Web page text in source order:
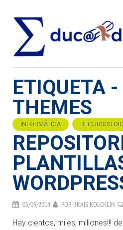
ETIQUETA
THEMES
INFORMÁTICA RECURSOS
05/09/2014 POR BRAIS KOECKLIN
Hay cientos, miles, millones!!!